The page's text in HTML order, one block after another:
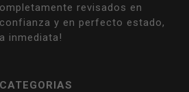
revisados en
y en perfecto estado,
inmediata!
CATEGORIAS